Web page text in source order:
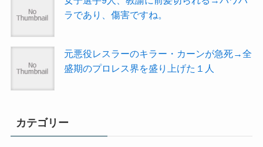
ラであり、傷害ですね。
元悪役レスラーのキラー・カーンが急死→全
盛期のプロレス界を盛り上げた１人
カテゴリー